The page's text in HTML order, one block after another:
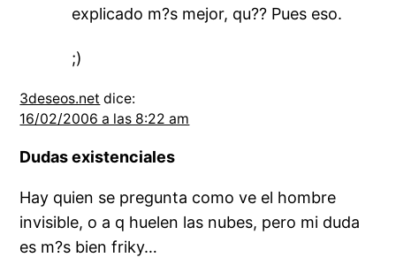
explicado m?s mejor, qu?? Pues eso.
;)
3deseos.net dice:
16/02/2006 a las 8:22 am
Dudas existenciales
Hay quien se pregunta como ve el hombre
invisible, o a q huelen las nubes, pero mi duda
es m?s bien friky…